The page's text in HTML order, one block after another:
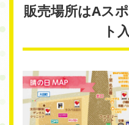
販売場所はAス
ト